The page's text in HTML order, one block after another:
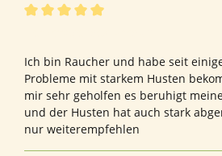
Ich bin Raucher und habe seit
Probleme mit starkem Husten
mir sehr geholfen es beruhigt
und der Husten hat auch stark
nur weiterempfehlen